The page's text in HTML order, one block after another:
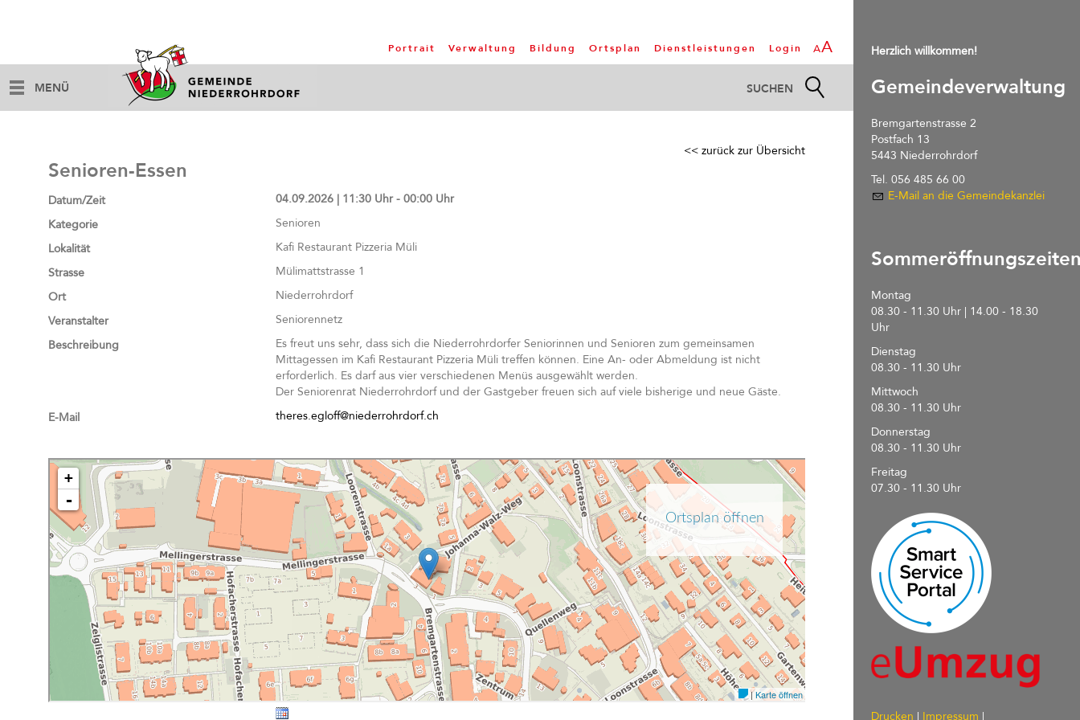
AA
Portrait Verwaltung Bildung Ortsplan Dienstleistungen Login
MENÜ
<< zurück zur Übersicht
Senioren-Essen
Datum/Zeit
04.09.2026 | 11:30 Uhr - 00:00 Uhr
Kategorie
Senioren
Lokalität
Kafi Restaurant Pizzeria Müli
Strasse
Mülimattstrasse 1
Ort
Niederrohrdorf
Veranstalter
Seniorennetz
Beschreibung
Es freut uns sehr, dass sich die Niederrohrdorfer Seniorinnen und Senioren zum gemeinsamen
Mittagessen im Kafi Restaurant Pizzeria Müli treffen können. Eine An- oder Abmeldung ist nicht
erforderlich. Es darf aus vier verschiedenen Menüs ausgewählt werden.
Der Seniorenrat Niederrohrdorf und der Gastgeber freuen sich auf viele bisherige und neue Gäste.
E-Mail
theres.egloff@niederrohrdorf.ch
Herzlich willkommen!
Gemeindeverwaltung
Bremgartenstrasse 2
Postfach 13
5443 Niederrohrdorf
Tel. 056 485 66 00
E-Mail an die Gemeindekanzlei
Montag
08.30 - 11.30 Uhr | 14.00 - 18.30
Uhr
Dienstag
08.30 - 11.30 Uhr
Mittwoch
08.30 - 11.30 Uhr
Donnerstag
08.30 - 11.30 Uhr
Freitag
07.30 - 11.30 Uhr
Drucken | Impressum |